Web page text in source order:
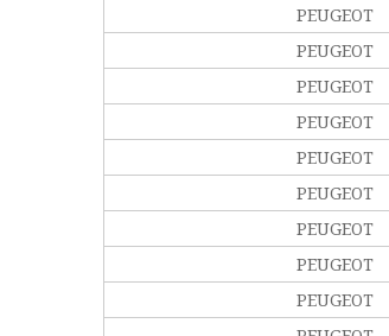
PEUGEOT
PEUGEOT
PEUGEOT
PEUGEOT
PEUGEOT
PEUGEOT
PEUGEOT
PEUGEOT
PEUGEOT